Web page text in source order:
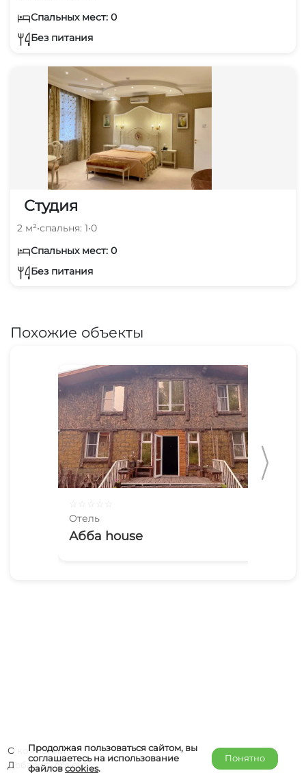
Спальных мест: 0
Без питания
Студия
2 м²•спальня: 1•0
Спальных мест: 0
Без питания
Похожие объекты
Отель
Абба house
Продолжая пользоваться сайтом, вы
соглашаетесь на использование
файловcookies.
Понятно
О компании
Добавить объект